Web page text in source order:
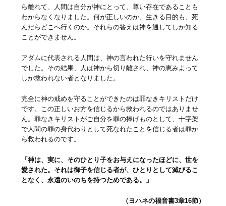
ら離れて、人間は自分が神にとって、尊い存在であることも
わからなくなりました。何が正しいのか、生きる目的も、死
んだらどこへ行くのか。それらの答えは神を通してしか知る
ことができません。
アダムに代表される人間は、神の言われた行いを守れません
でした。その結果、人は神から切り離され、神の恵みよって
しか救われない者となりました。
完全に神の戒めを守ることができたのは罪なきキリストだけ
です。この正しいお方を信じるから救われるのではありませ
ん。罪なきキリストがご自分を罪の捧げものとして、十字架
で人間の罪の身代わりとして死なれたことを信じる者は罪か
ら救われるのです。
「神は、実に、そのひとり子をお与えになったほどに、世を
愛された。それは御子を信じる者が、ひとりとして滅びるこ
となく、永遠のいのちを持つためである。」
（ヨハネの福音書3章16節）